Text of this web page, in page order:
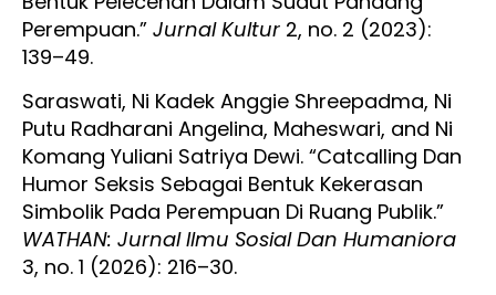
Perempuan.” Jurnal Kultur 2, no. 2 (2023):
139–49.
Saraswati, Ni Kadek Anggie Shreepadma, Ni
Putu Radharani Angelina, Maheswari, and Ni
Komang Yuliani Satriya Dewi. “Catcalling Dan
Humor Seksis Sebagai Bentuk Kekerasan
Simbolik Pada Perempuan Di Ruang Publik.”
WATHAN: Jurnal Ilmu Sosial Dan Humaniora
3, no. 1 (2026): 216–30.